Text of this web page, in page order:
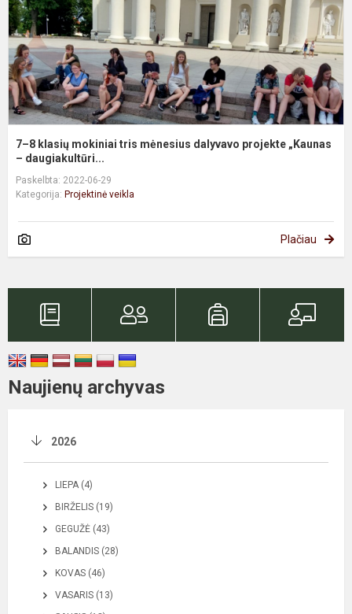
7–8 klasių mokiniai tris mėnesius dalyvavo projekte „Kaunas
– daugiakultūri...
Paskelbta: 2022-06-29
Kategorija: Projektinė veikla
Plačiau
Naujienų archyvas
2026
LIEPA (4)
BIRŽELIS (19)
GEGUŽĖ (43)
BALANDIS (28)
KOVAS (46)
VASARIS (13)